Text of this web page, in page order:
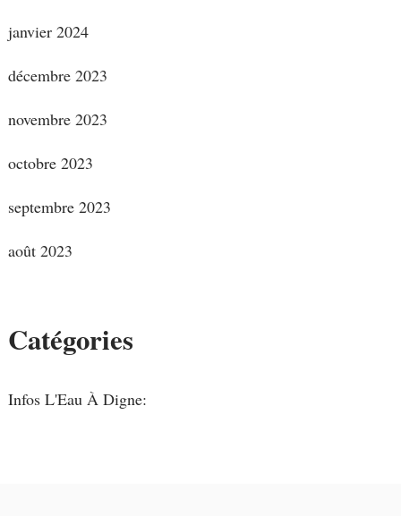
janvier 2024
décembre 2023
novembre 2023
octobre 2023
septembre 2023
août 2023
Catégories
Infos L'Eau À Digne: